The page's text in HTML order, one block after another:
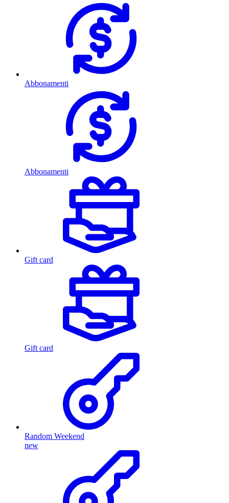
Abbonamenti
Abbonamenti
Gift card
Gift card
Random Weekend
new